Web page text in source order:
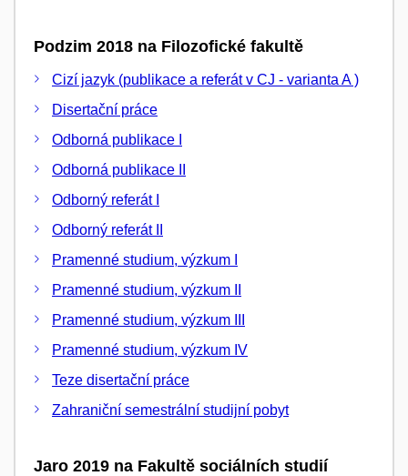
Podzim 2018 na Filozofické fakultě
Cizí jazyk (publikace a referát v CJ - varianta A )
Disertační práce
Odborná publikace I
Odborná publikace II
Odborný referát I
Odborný referát II
Pramenné studium, výzkum I
Pramenné studium, výzkum II
Pramenné studium, výzkum III
Pramenné studium, výzkum IV
Teze disertační práce
Zahraniční semestrální studijní pobyt
Jaro 2019 na Fakultě sociálních studií